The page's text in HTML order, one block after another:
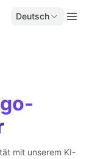
Deutsch
mit unserem KI-